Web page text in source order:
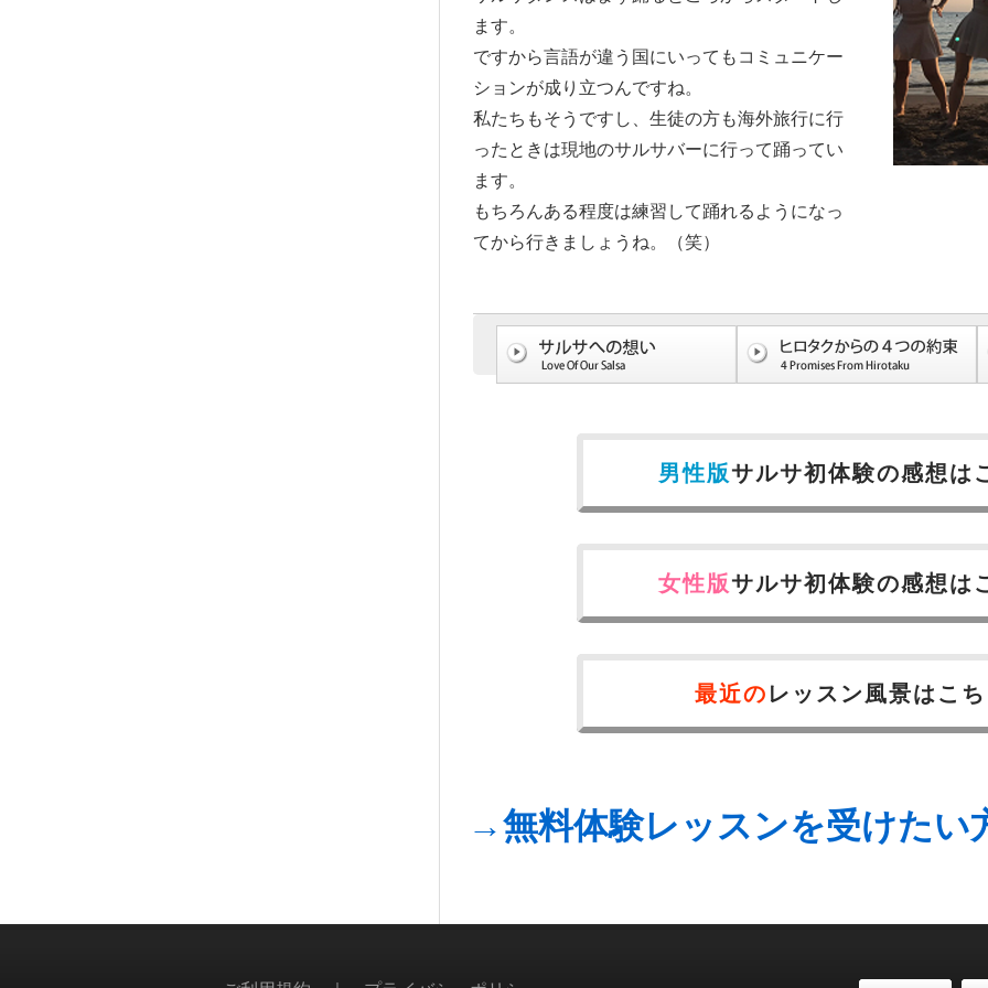
ます。
ですから言語が違う国にいってもコミュニケー
ションが成り立つんですね。
私たちもそうですし、生徒の方も海外旅行に行
ったときは現地のサルサバーに行って踊ってい
ます。
もちろんある程度は練習して踊れるようになっ
てから行きましょうね。（笑）
男性版サルサ初体験の感想は
女性版サルサ初体験の感想は
最近の レッスン風景はこ
→無料体験レッスンを受けたい